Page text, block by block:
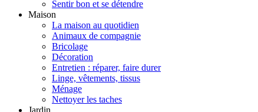
Sentir bon et se détendre
Maison
La maison au quotidien
Animaux de compagnie
Bricolage
Décoration
Entretien : réparer, faire durer
Linge, vêtements, tissus
Ménage
Nettoyer les taches
Jardin